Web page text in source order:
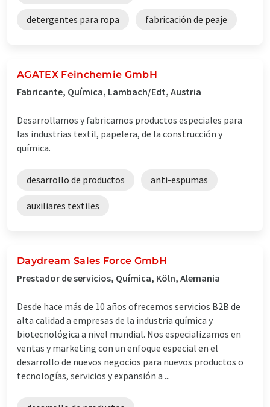
detergentes para ropa fabricación de peaje
AGATEX Feinchemie GmbH
Fabricante, Química, Lambach/Edt, Austria
Desarrollamos y fabricamos productos especiales para
las industrias textil, papelera, de la construcción y
química.
desarrollo de productos anti-espumas
auxiliares textiles
Daydream Sales Force GmbH
Prestador de servicios, Química, Köln, Alemania
Desde hace más de 10 años ofrecemos servicios B2B de
alta calidad a empresas de la industria química y
biotecnológica a nivel mundial. Nos especializamos en
ventas y marketing con un enfoque especial en el
desarrollo de nuevos negocios para nuevos productos o
tecnologías, servicios y expansión a ...